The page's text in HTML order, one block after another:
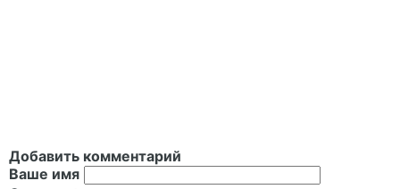
Добавить комментарий
Ваше имя